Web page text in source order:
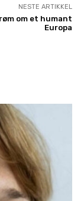
NESTE ARTIKKEL
om et humant
Europa